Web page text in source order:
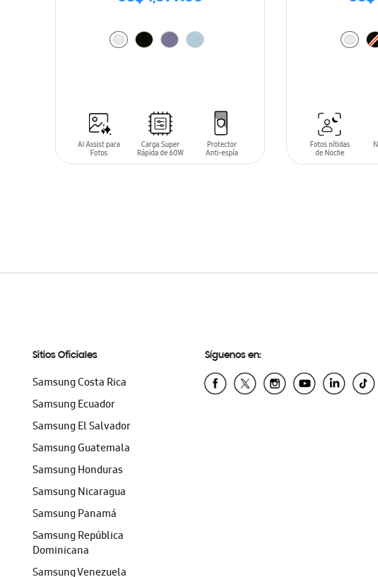
Sitios Oficiales
Samsung Costa Rica
Samsung Ecuador
Samsung El Salvador
Samsung Guatemala
Samsung Honduras
Samsung Nicaragua
Samsung Panamá
Samsung República
Dominicana
Samsung Venezuela
Síguenos en: